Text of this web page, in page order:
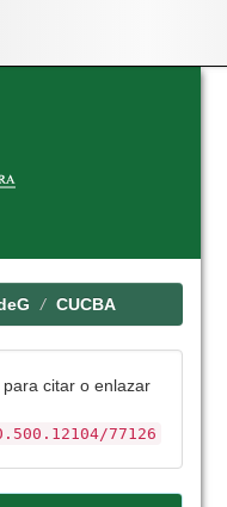
CUCBA
citar o enlazar
77126